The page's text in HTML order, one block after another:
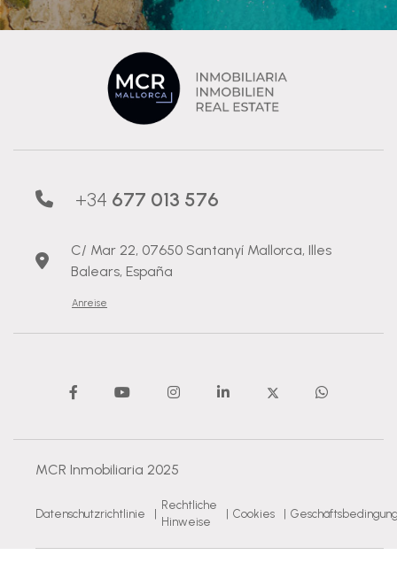
+34 677 013 576
C/ Mar 22, 07650 Santanyí Mallorca, Illes
Balears, España
Anreise
MCR Inmobiliaria 2025
Datenschutzrichtlinie |
Rechtliche
Hinweise
| Cookies |